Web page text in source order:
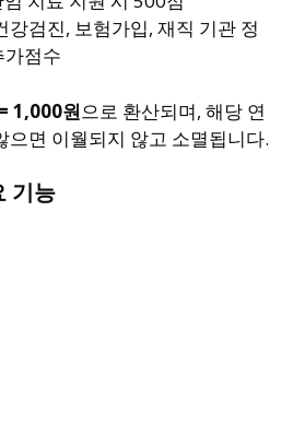
강검진, 보험가입, 재직 기관 정
가점수
1,000원으로 환산되며, 해당 연
으면 이월되지 않고 소멸됩니다.
기능